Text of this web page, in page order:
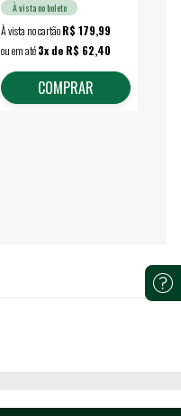
À vista no boleto
À vista no cartãoR$ 179,99
ou em até3x de R$ 62,40
COMPRAR